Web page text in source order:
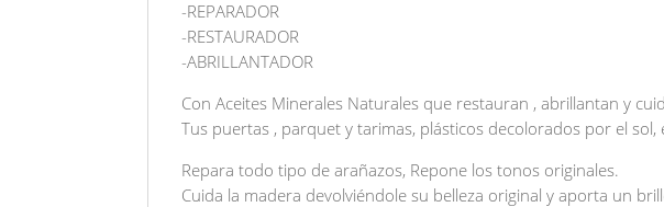
-REPARADOR
-RESTAURADOR
-ABRILLANTADOR
Con Aceites Minerales Naturales que restauran , abrillantan y
Tus puertas , parquet y tarimas, plásticos decolorados por el sol,
Repara todo tipo de arañazos, Repone los tonos originales.
Cuida la madera devolviéndole su belleza original y aporta un